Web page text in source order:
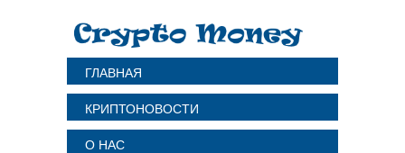
ГЛАВНАЯ
КРИПТОНОВОСТИ
О НАС